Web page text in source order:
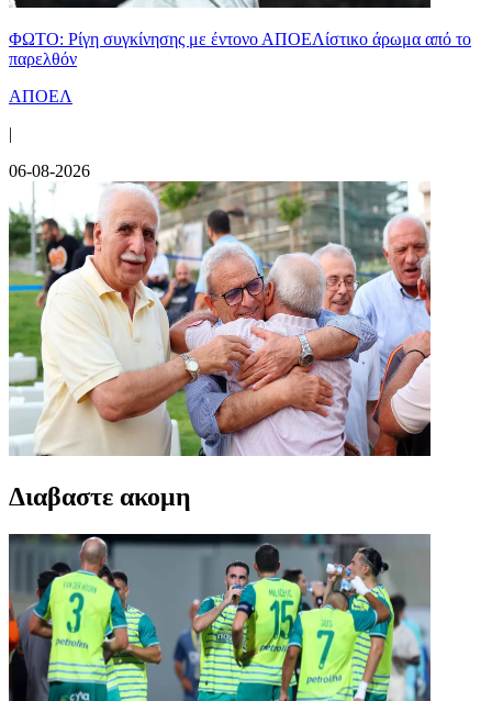
ΦΩΤΟ: Ρίγη συγκίνησης με έντονο ΑΠΟΕΛίστικο άρωμα από το
παρελθόν
ΑΠΟΕΛ
|
06-08-2026
Διαβαστε ακομη